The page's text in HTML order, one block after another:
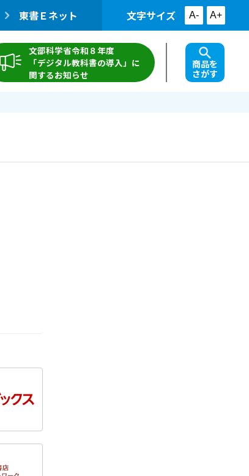
東書Ｅネット 文字サイズ A- A+
文部科学省令和８年度
「デジタル教科書の導入」に
関するお知らせ
商品を
さがす